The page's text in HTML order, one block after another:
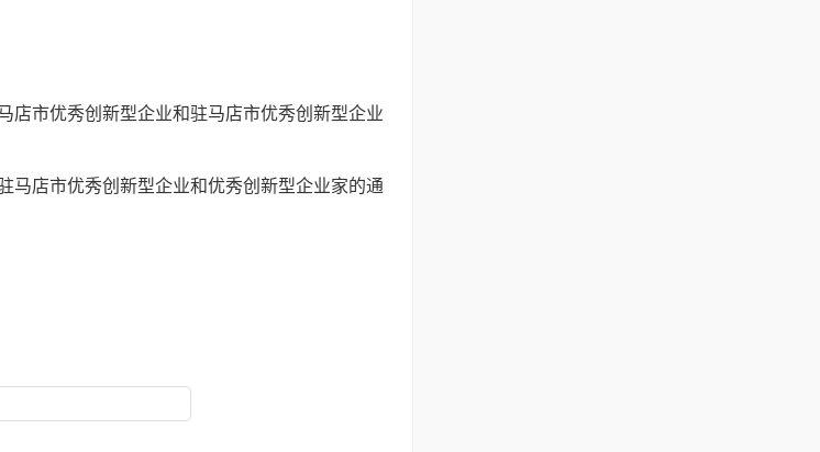
店市优秀创新型企业和驻马店市优秀创新型企业
马店市优秀创新型企业和优秀创新型企业家的通